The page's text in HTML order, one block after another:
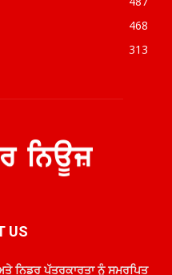
468
313
US
ਨਿਡਰ ਪੱਤਰਕਾਰਤਾ ਨੂੰ ਸਮਰਪਿਤ